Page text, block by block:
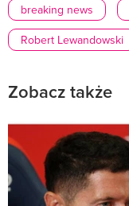
breaking news
Robert Lewandowski
Zobacz także